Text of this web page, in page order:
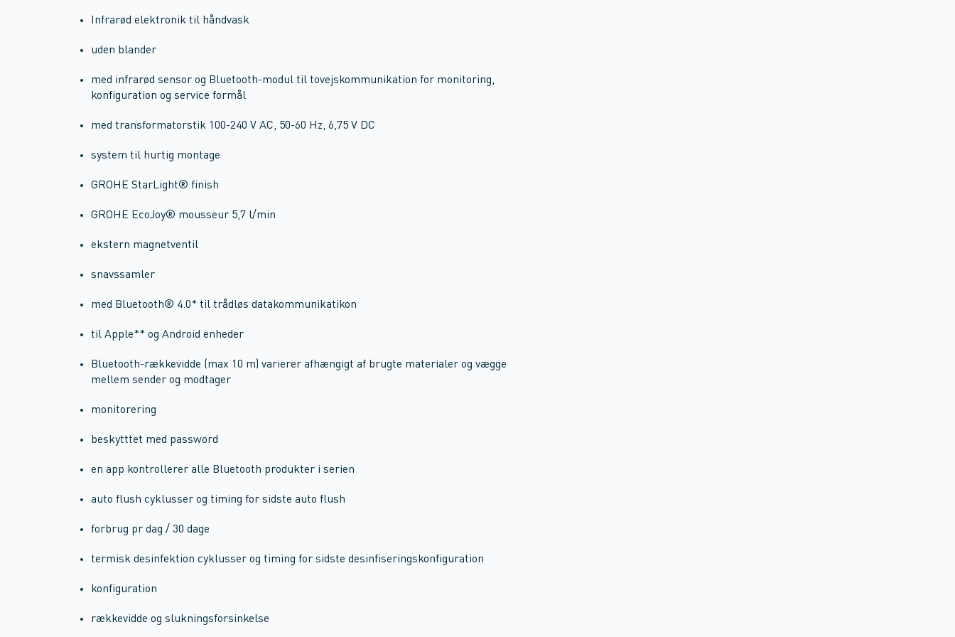
Infrarød elektronik til håndvask
uden blander
med infrarød sensor og Bluetooth-modul til tovejskommunikation for monitoring,
konfiguration og service formål
med transformatorstik 100-240 V AC, 50-60 Hz, 6,75 V DC
system til hurtig montage
GROHE StarLight® finish
GROHE EcoJoy® mousseur 5,7 l/min
ekstern magnetventil
snavssamler
med Bluetooth® 4.0* til trådløs datakommunikatikon
til Apple** og Android enheder
Bluetooth-rækkevidde (max 10 m) varierer afhængigt af brugte materialer og vægge
mellem sender og modtager
monitorering
beskytttet med password
en app kontrollerer alle Bluetooth produkter i serien
auto flush cyklusser og timing for sidste auto flush
forbrug pr dag / 30 dage
termisk desinfektion cyklusser og timing for sidste desinfiseringskonfiguration
konfiguration
rækkevidde og slukningsforsinkelse